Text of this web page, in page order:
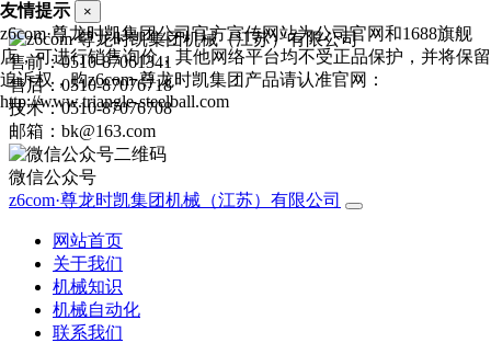
售前：0510-87061341
售后：0510-87076718
技术：0510-87076708
邮箱：bk@163.com
微信公众号
z6com·尊龙时凯集团机械（江苏）有限公司
网站首页
关于我们
机械知识
机械自动化
联系我们
友情提示 ×
z6com·尊龙时凯集团公司官方宣传网站为公司官网和1688旗舰
店，可进行销售询价，其他网络平台均不受正品保护，并将保留
追诉权，购z6com·尊龙时凯集团产品请认准官网：
http://www.triangle-steelball.com